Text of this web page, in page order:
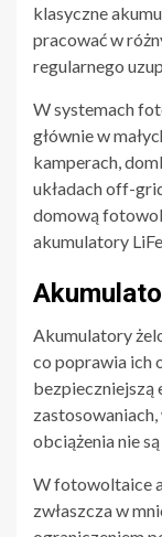
klasyczne
pracować w
regularnego
W systemach
głównie w
kamperach,
układach off-
domową
akumulatory
Akumulatory
co poprawia ich
bezpieczniejszą
obciążenia nie
W fotowoltaice
zwłaszcza w